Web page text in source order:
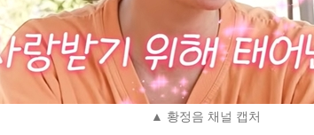
▲ 황정음 채널 캡처